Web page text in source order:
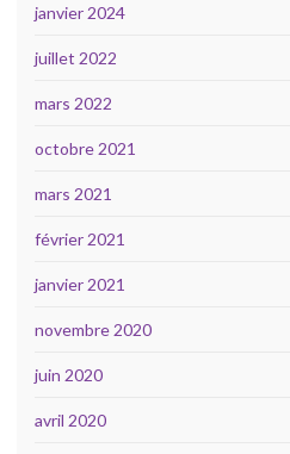
janvier 2024
juillet 2022
mars 2022
octobre 2021
mars 2021
février 2021
janvier 2021
novembre 2020
juin 2020
avril 2020